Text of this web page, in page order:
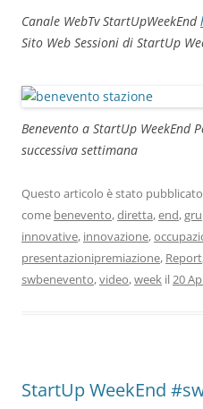
Canale WebTv StartUpWeekEnd
Sito Web Sessioni di StartUp
Benevento a StartUp WeekEnd
successiva settimana
Questo articolo è stato
come benevento,diretta,end,
innovative, innovazione,
presentazionipremiazione, Report
swbenevento,video,week il20
StartUp WeekEnd